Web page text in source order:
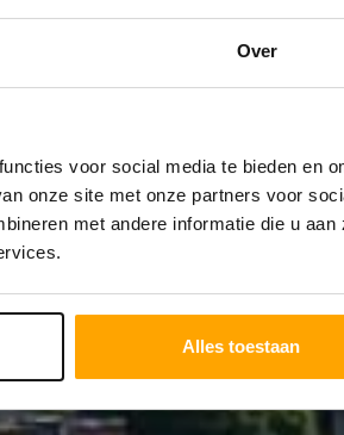
Over
voor social media te bieden en
onze site met onze partners voor
met andere informatie die u aan
Alles toestaan
de Water vind je alles